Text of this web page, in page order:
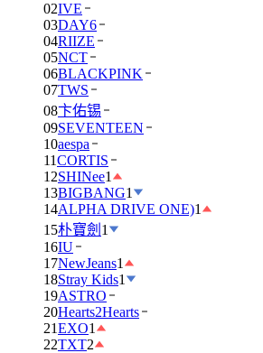
02IVE
03DAY6
04RIIZE
05NCT
06BLACKPINK
07TWS
08卞佑锡
09SEVENTEEN
10aespa
11CORTIS
12SHINee1
13BIGBANG1
14ALPHA DRIVE ONE)1
15朴寶劍 1
16IU
17NewJeans1
18Stray Kids1
19ASTRO
20Hearts2Hearts
21EXO1
22TXT2